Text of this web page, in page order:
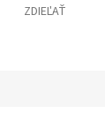
ZDIEĽAŤ